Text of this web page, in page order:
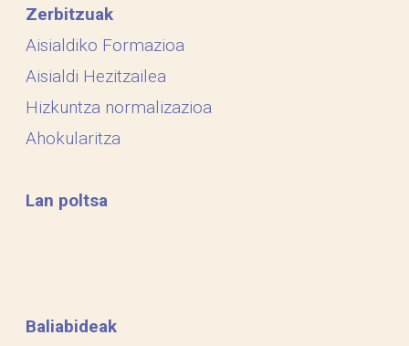
Zerbitzuak
Aisialdiko Formazioa
Aisialdi Hezitzailea
Hizkuntza normalizazioa
Ahokularitza
Lan poltsa
Baliabideak